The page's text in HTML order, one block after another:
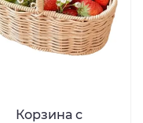
Корзина с